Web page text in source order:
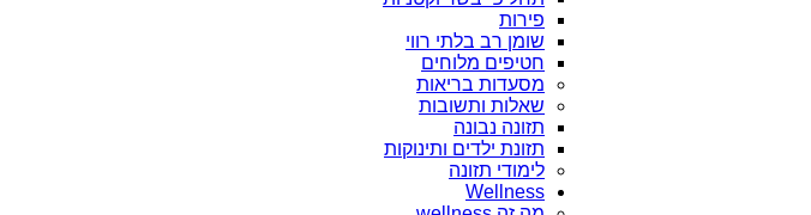
פירות
שומן רב בלתי רווי
חטיפים מלוחים
מסעדות בריאות
שאלות ותשובות
תזונה נבונה
תזונת ילדים ותינוקות
לימודי תזונה
Wellness